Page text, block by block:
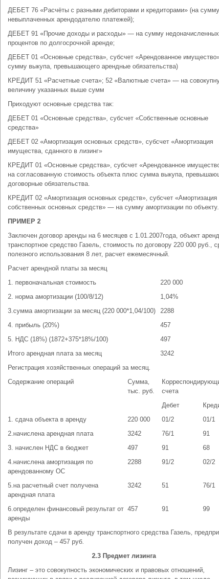
ДЕБЕТ 76 «Расчёты с разными дебиторами и кредиторами» (на сумму
невыплаченных арендодателю платежей);
ДЕБЕТ 91 «Прочие доходы и расходы» — на сумму недоначисленных
процентов по долгосрочной аренде;
ДЕБЕТ 01 «Основные средства», субсчет «Арендованное
сумму выкупа, превышающего арендные обязательства)
КРЕДИТ 51 «Расчетные счета»; 52 «Валютные счета» — на
величину указанных выше сумм
Приходуют основные средства так:
ДЕБЕТ 01 «Основные средства», субсчет «Собственные основные
средства»
ДЕБЕТ 02 «Амортизация основных средств», субсчет «Амортизация
имущества, сданного в лизинг»
КРЕДИТ 01 «Основные средства», субсчет «Арендованное
на согласованную стоимость объекта плюс сумма выкупа,
договорные обязательства.
КРЕДИТ 02 «Амортизация основных средств», субсчет «Амортизация
собственных основных средств» — на сумму амортизации по объекту.
ПРИМЕР 2
Заключен договор аренды на 6 месяцев с 1.01.2007года, объект
транспортное средство Газель, стоимость по договору 220 000 руб.,
полезного использования 8 лет, расчет ежемесячный.
Расчет арендной платы за месяц
1. первоначальная стоимость
220 000
2. норма амортизации (100/8/12)
1,04%
3.сумма амортизации за месяц (220 000*1,04/100)
2288
4. прибыль (20%)
457
5. НДС (18%) (1872+375*18%/100)
497
Итого арендная плата за месяц
3242
Регистрация хозяйственных операций за месяц.
Содержание операций
Сумма,
тыс. руб.
счета
Дебет
1. сдача объекта в аренду
220 000 01/2
01/1
2.начислена арендная плата
3242 76/1
91
3. начислен НДС в бюджет
497 91
68
4.начислена амортизация по
арендованному ОС
2288 91/2 02/2
5.на расчетный счет получена
арендная плата
3242 51 76/1
6.определен финансовый результат от
аренды
457 91 99
В результате сдачи в аренду транспортного средства Газель,
получен доход – 457 руб.
2.3 Предмет лизинга
Лизинг – это совокупность экономических и правовых отношений,